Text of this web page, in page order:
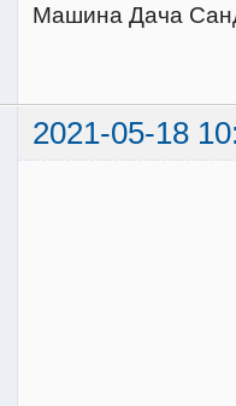
Машина Дача
2021-05-18